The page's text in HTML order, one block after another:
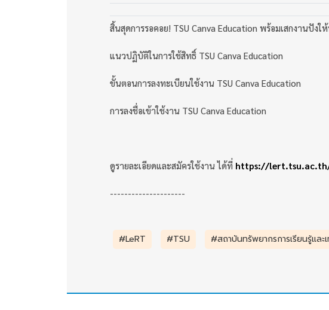
สิ้นสุดการรอคอย! TSU Canva Education พร้อมเสกงานปังใ
แนวปฏิบัติในการใช้สิทธิ์ TSU Canva Education
ขั้นตอนการลงทะเบียนใช้งาน TSU Canva Education
การลงชื่อเข้าใช้งาน TSU Canva Education
ดูรายละเอียดและสมัครใช้งาน ได้ที่ https://
---------------------
#LeRT #TSU #สถาบันทรัพยากรการเรียนรู้และ